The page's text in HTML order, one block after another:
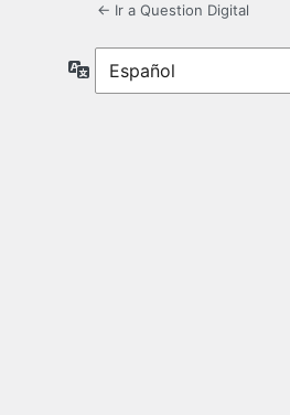
← Ir a Question Digital
Idioma